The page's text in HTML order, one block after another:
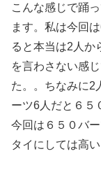
こんな感じで踊
ます。私は今回
ると本当は2人か
を言わさない感
た。。ちなみに2
ーツ6人だと６５
今回は６５０バ
タイにしては高